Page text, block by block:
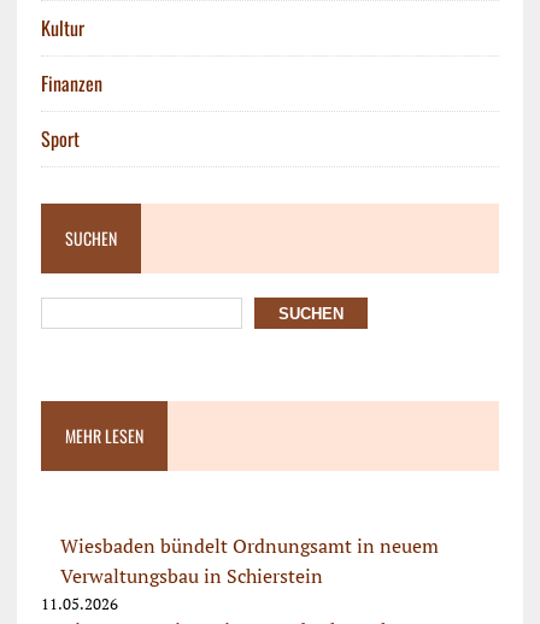
Kultur
Finanzen
Sport
SUCHEN
SUCHEN
MEHR LESEN
Wiesbaden bündelt Ordnungsamt in neuem
Verwaltungsbau in Schierstein
11.05.2026